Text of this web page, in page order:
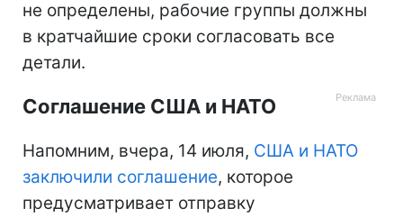
не определены, рабочие группы должны
в кратчайшие сроки согласовать все
детали.
Соглашение США и НАТО
Напомним, вчера, 14 июля, США и НАТО
заключили соглашение, которое
предусматривает отправку